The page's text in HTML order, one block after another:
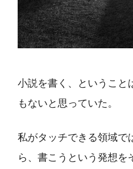
小説を書く、ということ
もないと思っていた。
私がタッチできる領域で
ら、書こうという発想